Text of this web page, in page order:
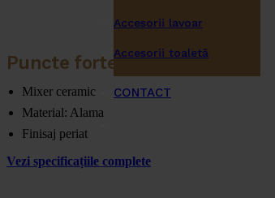
Accesorii lavoar
Accesorii toaletă
CONTACT
Puncte forte ale produsului
Mixer ceramic
Material: Alama
Finisaj periat
Vezi specificațiile complete